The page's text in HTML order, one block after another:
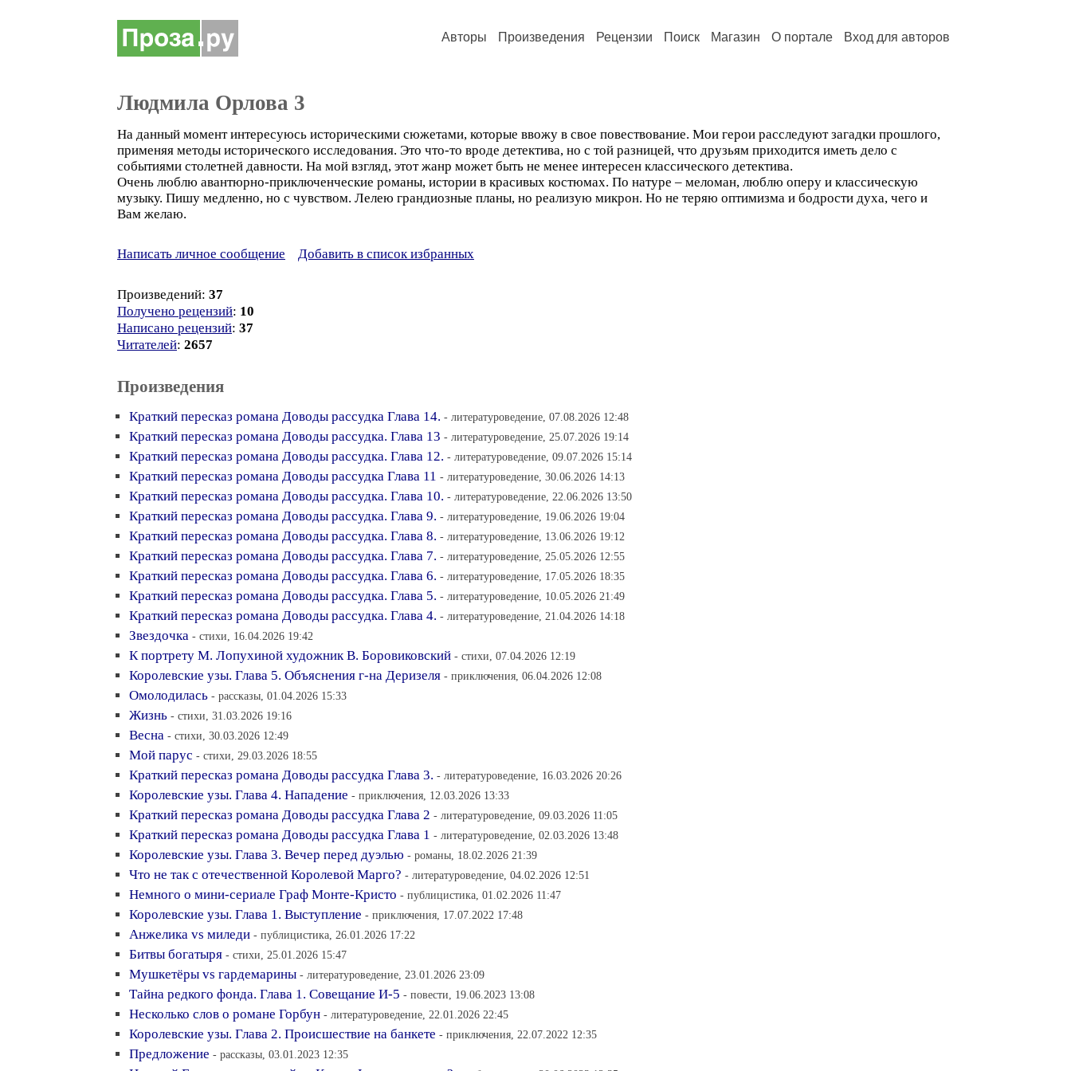
Авторы Произведения Рецензии Поиск Магазин О портале Вход для авторов
Людмила Орлова 3
На данный момент интересуюсь историческими сюжетами, которые ввожу в свое повествование. Мои герои расследуют загадки прошлого,
применяя методы исторического исследования. Это что-то вроде детектива, но с той разницей, что друзьям приходится иметь дело с
событиями столетней давности. На мой взгляд, этот жанр может быть не менее интересен классического детектива.
Очень люблю авантюрно-приключенческие романы, истории в красивых костюмах. По натуре – меломан, люблю оперу и классическую
музыку. Пишу медленно, но с чувством. Лелею грандиозные планы, но реализую микрон. Но не теряю оптимизма и бодрости духа, чего и
Вам желаю.
Написать личное сообщение Добавить в список избранных
Произведений: 37
Получено рецензий: 10
Написано рецензий: 37
Читателей: 2657
Произведения
Краткий пересказ романа Доводы рассудка Глава 14. - литературоведение, 07.08.2026 12:48
Краткий пересказ романа Доводы рассудка. Глава 13 - литературоведение, 25.07.2026 19:14
Краткий пересказ романа Доводы рассудка. Глава 12. - литературоведение, 09.07.2026 15:14
Краткий пересказ романа Доводы рассудка Глава 11 - литературоведение, 30.06.2026 14:13
Краткий пересказ романа Доводы рассудка. Глава 10. - литературоведение, 22.06.2026 13:50
Краткий пересказ романа Доводы рассудка. Глава 9. - литературоведение, 19.06.2026 19:04
Краткий пересказ романа Доводы рассудка. Глава 8. - литературоведение, 13.06.2026 19:12
Краткий пересказ романа Доводы рассудка. Глава 7. - литературоведение, 25.05.2026 12:55
Краткий пересказ романа Доводы рассудка. Глава 6. - литературоведение, 17.05.2026 18:35
Краткий пересказ романа Доводы рассудка. Глава 5. - литературоведение, 10.05.2026 21:49
Краткий пересказ романа Доводы рассудка. Глава 4. - литературоведение, 21.04.2026 14:18
Звездочка - стихи, 16.04.2026 19:42
К портрету М. Лопухиной художник В. Боровиковский - стихи, 07.04.2026 12:19
Королевские узы. Глава 5. Объяснения г-на Деризеля - приключения, 06.04.2026 12:08
Омолодилась - рассказы, 01.04.2026 15:33
Жизнь - стихи, 31.03.2026 19:16
Весна - стихи, 30.03.2026 12:49
Мой парус - стихи, 29.03.2026 18:55
Краткий пересказ романа Доводы рассудка Глава 3. - литературоведение, 16.03.2026 20:26
Королевские узы. Глава 4. Нападение - приключения, 12.03.2026 13:33
Краткий пересказ романа Доводы рассудка Глава 2 - литературоведение, 09.03.2026 11:05
Краткий пересказ романа Доводы рассудка Глава 1 - литературоведение, 02.03.2026 13:48
Королевские узы. Глава 3. Вечер перед дуэлью - романы, 18.02.2026 21:39
Что не так с отечественной Королевой Марго? - литературоведение, 04.02.2026 12:51
Немного о мини-сериале Граф Монте-Кристо - публицистика, 01.02.2026 11:47
Королевские узы. Глава 1. Выступление - приключения, 17.07.2022 17:48
Анжелика vs миледи - публицистика, 26.01.2026 17:22
Битвы богатыря - стихи, 25.01.2026 15:47
Мушкетёры vs гардемарины - литературоведение, 23.01.2026 23:09
Тайна редкого фонда. Глава 1. Совещание И-5 - повести, 19.06.2023 13:08
Несколько слов о романе Горбун - литературоведение, 22.01.2026 22:45
Королевские узы. Глава 2. Происшествие на банкете - приключения, 22.07.2022 12:35
Предложение - рассказы, 03.01.2023 12:35